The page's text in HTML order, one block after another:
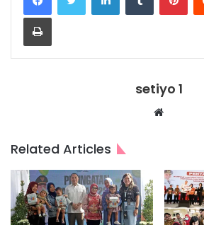
Print
setiyo 1
Website
Related Articles